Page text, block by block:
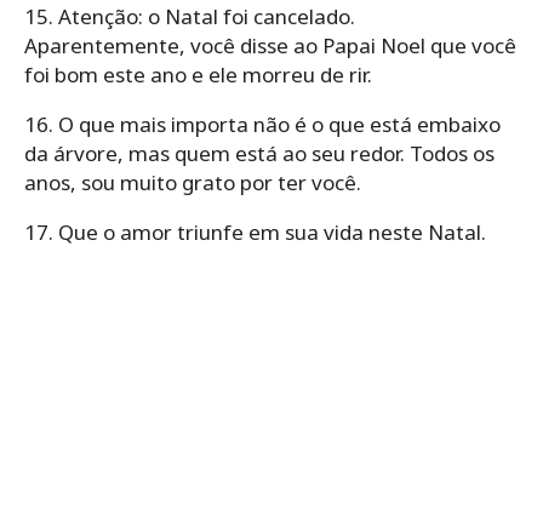
15. Atenção: o Natal foi cancelado.
Aparentemente, você disse ao Papai Noel que você
foi bom este ano e ele morreu de rir.
16. O que mais importa não é o que está embaixo
da árvore, mas quem está ao seu redor. Todos os
anos, sou muito grato por ter você.
17. Que o amor triunfe em sua vida neste Natal.